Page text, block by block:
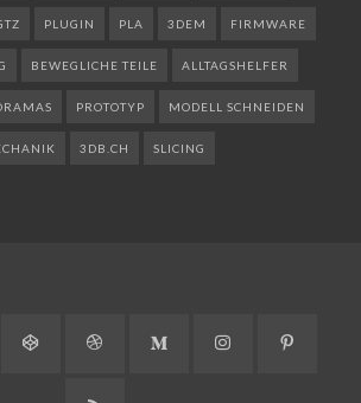
PLUGIN PLA 3DEM FIRMWARE
BEWEGLICHE TEILE ALLTAGSHELFER
PROTOTYP MODELL SCHNEIDEN
3DB.CH SLICING
CodePen DribbbleMedium Instagram